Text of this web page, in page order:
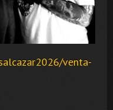
venta-